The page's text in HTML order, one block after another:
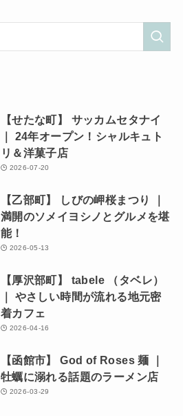
【せたな町】 サッカムセタナイ
｜ 24年オープン！シャルキュト
リ＆洋菓子店
2026-07-20
【乙部町】 しびの岬桜まつり ｜
満開のソメイヨシノとグルメを堪
能！
2026-05-13
【厚沢部町】 tabele （タベレ）
｜ やさしい時間が流れる地元密
着カフェ
2026-04-16
【函館市】 God of Roses 麺 ｜
牡蠣に溺れる話題のラーメン店
2026-03-29